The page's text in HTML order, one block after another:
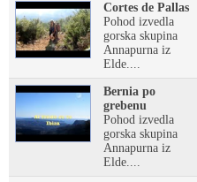
Cortes de Pallas
Pohod izvedla
gorska skupina
Annapurna iz
Elde....
Bernia po
grebenu
Pohod izvedla
gorska skupina
Annapurna iz
Elde....